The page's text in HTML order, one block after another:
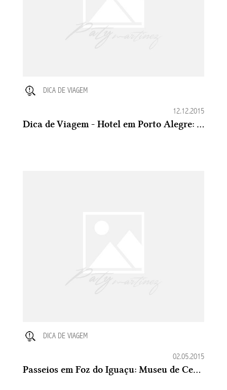
DICA DE VIAGEM
12.12.2015
Dica de Viagem - Hotel em Porto Alegre: Mercure Manhattan
DICA DE VIAGEM
02.05.2015
Passeios em Foz do Iguaçu: Museu de Cera Dreamland